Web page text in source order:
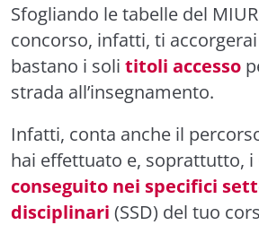
Sfogliando le tabelle del
concorso, infatti, ti
bastano i soli titoli accesso
strada all’insegnamento.
Infatti, conta anche il
hai effettuato e, soprattutto, i
conseguito nei specifici
disciplinari (SSD) del tuo